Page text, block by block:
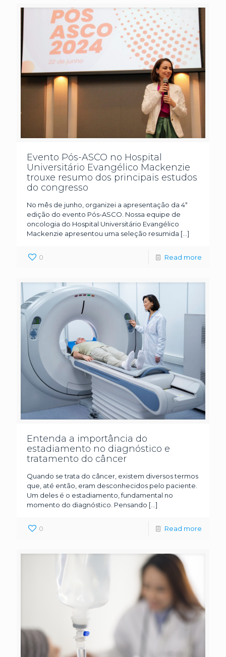
Evento Pós-ASCO no Hospital
Universitário Evangélico Mackenzie
trouxe resumo dos principais estudos
do congresso
No mês de junho, organizei a apresentação da 4ª
edição do evento Pós-ASCO. Nossa equipe de
oncologia do Hospital Universitário Evangélico
Mackenzie apresentou uma seleção resumida […]
0 Read more
Entenda a importância do
estadiamento no diagnóstico e
tratamento do câncer
Quando se trata do câncer, existem diversos termos
que, até então, eram desconhecidos pelo paciente.
Um deles é o estadiamento, fundamental no
momento do diagnóstico. Pensando […]
0 Read more